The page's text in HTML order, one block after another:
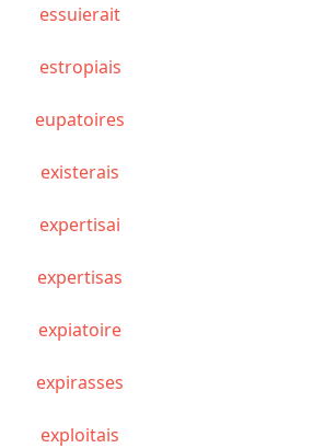
essuierait
estropiais
eupatoires
existerais
expertisai
expertisas
expiatoire
expirasses
exploitais